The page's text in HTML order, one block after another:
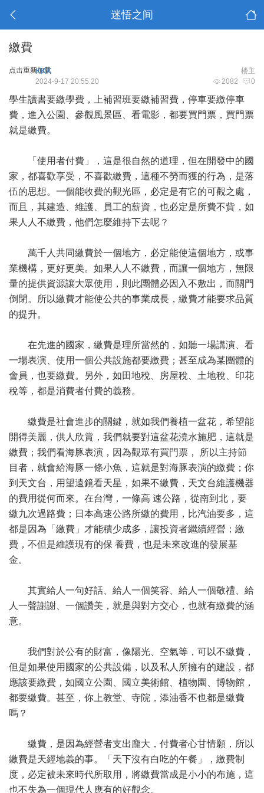
迷悟之间
繳費
点击重新加载 楼主
KKK
2082 0
2024-9-17 20:55:20
學生讀書要繳學費，上補習班要繳補習費，停車要繳停車
費，進入公園、參觀風景區、看電影，都要買門票，買門票
就是繳費。
「使用者付費」，這是很自然的道理，但在開發中的國
家，都喜歡享受，不喜歡繳費，這種不勞而獲的行為，是落
伍的思想。一個能收費的觀光區，必定是有它的可觀之處，
而且，其建造、維護、員工的薪資，也必定是所費不貲，如
果人人不繳費，他們怎麼維持下去呢？
萬千人共同繳費於一個地方，必定能使這個地方，或事
業機構，更好更美。如果人人不繳費，而讓一個地方，無限
量的提供資源讓大眾使用，則此團體必因入不敷出，而關門
倒閉。所以繳費才能使公共的事業成長，繳費才能要求品質
的提升。
在先進的國家，繳費是理所當然的，如聽一場講演、看
一場表演、使用一個公共設施都要繳費；甚至成為某團體的
會員，也要繳費。另外，如田地稅、房屋稅、土地稅、印花
稅等，都是消費者付費的義務。
繳費是社會進步的關鍵，就如我們養植一盆花，希望能
開得美麗，供人欣賞，我們就要對這盆花澆水施肥，這就是
繳費；我們看海豚表演，因為觀眾有買門票， 所以主持節
目者，就會給海豚一條小魚，這就是對海豚表演的繳費；你
到天文台，用望遠鏡看天星，如果不繳費，天文台維護機器
的費用從何而來。在台灣，一條高 速公路，從南到北，要
繳九次過路費；日本高速公路所繳的費用，比汽油要多，這
都是因為「繳費」才能積少成多，讓投資者繼續經營；繳
費，不但是維護現有的保 養費，也是未來改進的發展基
金。
其實給人一句好話、給人一個笑容、給人一個敬禮、給
人一聲謝謝、一個讚美，就是與對方交心，也就有繳費的涵
意。
我們對於公有的財富，像陽光、空氣等，可以不繳費，
但是如果使用國家的公共設備，以及私人所擁有的建設，都
應該要繳費，如國立公園、國立美術館、植物園、博物館，
都要繳費。甚至，你上教堂、寺院，添油香不也都是繳費
嗎？
繳費，是因為經營者支出龐大，付費者心甘情願，所以
繳費是天經地義的事。「天下沒有白吃的午餐」，繳費制
度，必定被未來時代所取用，將繳費當成是小小的布施，這
也不失為一個現代人應有的好觀念。